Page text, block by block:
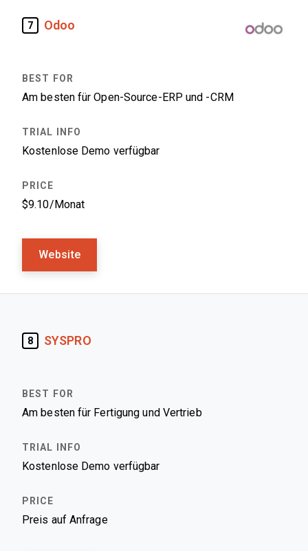
7 Odoo
Am besten für Open-Source-ERP und -CRM
Kostenlose Demo verfügbar
$9.10/Monat
Website
8 SYSPRO
Am besten für Fertigung und Vertrieb
Kostenlose Demo verfügbar
Preis auf Anfrage